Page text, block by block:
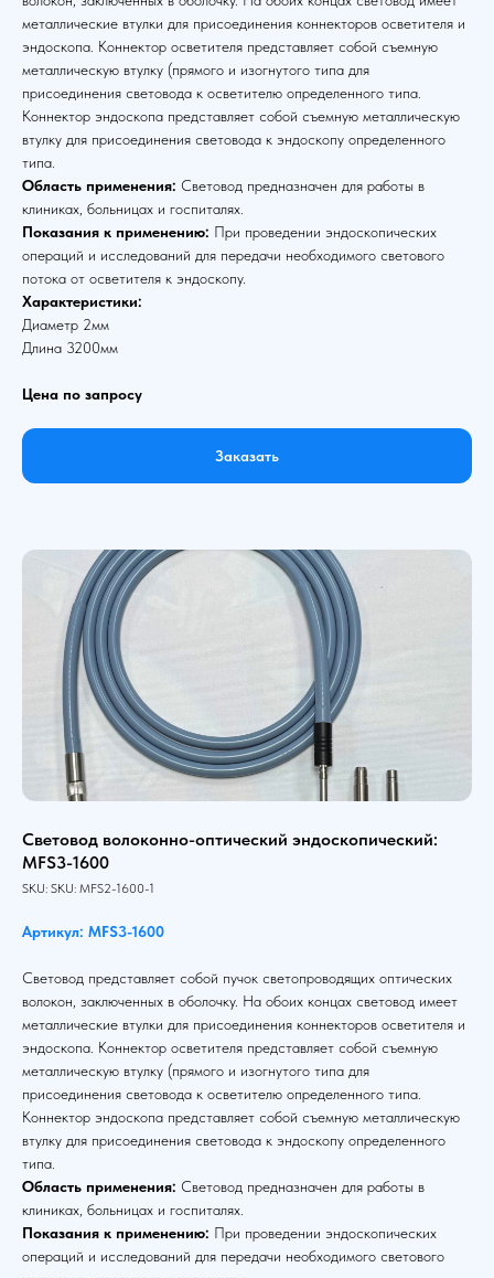
металлические втулки для присоединения коннекторов осветителя и
эндоскопа. Коннектор осветителя представляет собой съемную
металлическую втулку (прямого и изогнутого типа для
присоединения световода к осветителю определенного типа.
Коннектор эндоскопа представляет собой съемную металлическую
втулку для присоединения световода к эндоскопу определенного
типа.
Область применения: Световод предназначен для работы в
клиниках, больницах и госпиталях.
Показания к применению: При проведении эндоскопических
операций и исследований для передачи необходимого светового
потока от осветителя к эндоскопу.
Характеристики:
Диаметр 2мм
Длина 3200мм
Цена по запросу
Заказать
Световод волоконно-оптический эндоскопический:
MFS3-1600
SKU: SKU: MFS2-1600-1
Артикул: MFS3-1600
Световод представляет собой пучок светопроводящих оптических
волокон, заключенных в оболочку. На обоих концах световод имеет
металлические втулки для присоединения коннекторов осветителя и
эндоскопа. Коннектор осветителя представляет собой съемную
металлическую втулку (прямого и изогнутого типа для
присоединения световода к осветителю определенного типа.
Коннектор эндоскопа представляет собой съемную металлическую
втулку для присоединения световода к эндоскопу определенного
типа.
Область применения: Световод предназначен для работы в
клиниках, больницах и госпиталях.
Показания к применению: При проведении эндоскопических
операций и исследований для передачи необходимого светового